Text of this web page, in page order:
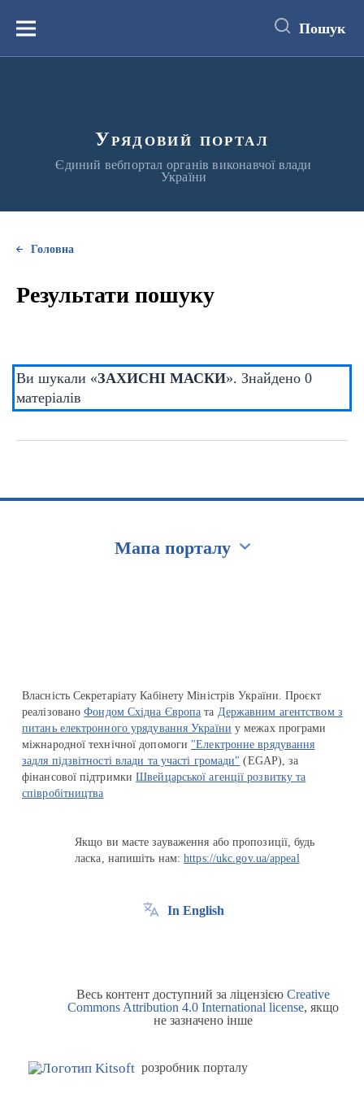
вмістуМеню Пошук
Урядовий портал
Єдиний вебпортал органів виконавчої влади
України
Головна
Результати пошуку
Ви шукали «ЗАХИСНІ МАСКИ». Знайдено 0
матеріалів
Мапа порталу
Власність Секретаріату Кабінету Міністрів України. Проєкт
реалізованоФондом Східна Європа та Державним агентством з
питань електронного урядування України у межах програми
міжнародної технічної допомоги "Електронне врядування
задля підзвітності влади та участі громади" (EGAP), за
фінансової підтримкиШвейцарської агенції розвитку та
співробітництва
Якщо ви маєте зауваження або пропозиції, будь
ласка, напишіть нам:https://ukc.gov.ua/appeal
In English
Весь контент доступний за ліцензією Creative
Commons Attribution 4.0 International license, якщо
не зазначено інше
розробник порталу